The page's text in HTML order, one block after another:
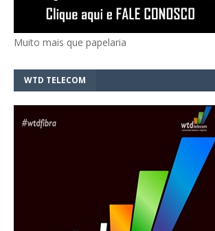
Muito mais que papelaria
WTD TELECOM